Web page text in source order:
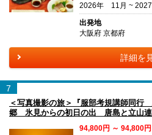
2026年 11月 ~
出発地
大阪府 京都府
詳細を
7
＜写真撮影の旅＞『服部考規講師同行
郷 氷見からの初日の出 唐島と立山連
94,800円 ～ 94,800円